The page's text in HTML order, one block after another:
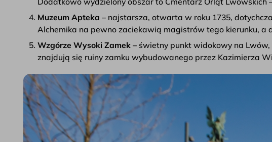
Muzeum Apteka – najstarsza, otwarta w roku 1735,
Alchemika na pewno zaciekawią magistrów tego kierunku, a
Wzgórze Wysoki Zamek – świetny punkt widokowy na Lwów,
znajdują się ruiny zamku wybudowanego przez Kazimierza